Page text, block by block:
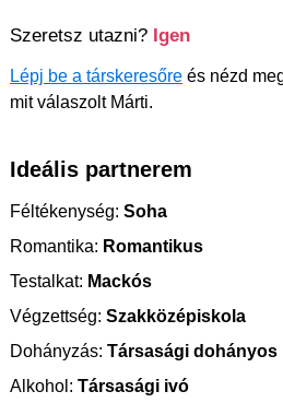
Szeretsz utazni? Igen
Lépj be a társkeresőre és nézd
mit válaszolt Márti.
Ideális partnerem
Féltékenység: Soha
Romantika: Romantikus
Testalkat: Mackós
Végzettség: Szakközépiskola
Dohányzás: Társasági dohányos
Alkohol: Társasági ivó